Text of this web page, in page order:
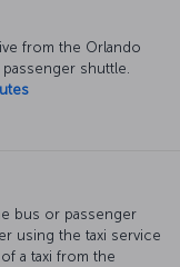
from the Orlando
shuttle.
bus or passenger
using the taxi service
a taxi from the